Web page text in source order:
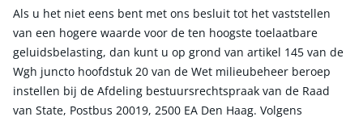
Als u het niet eens bent met ons besluit tot het vaststellen
van een hogere waarde voor de ten hoogste toelaatbare
geluidsbelasting, dan kunt u op grond van artikel 145 van de
Wgh juncto hoofdstuk 20 van de Wet milieubeheer beroep
instellen bij de Afdeling bestuursrechtspraak van de Raad
van State, Postbus 20019, 2500 EA Den Haag. Volgens